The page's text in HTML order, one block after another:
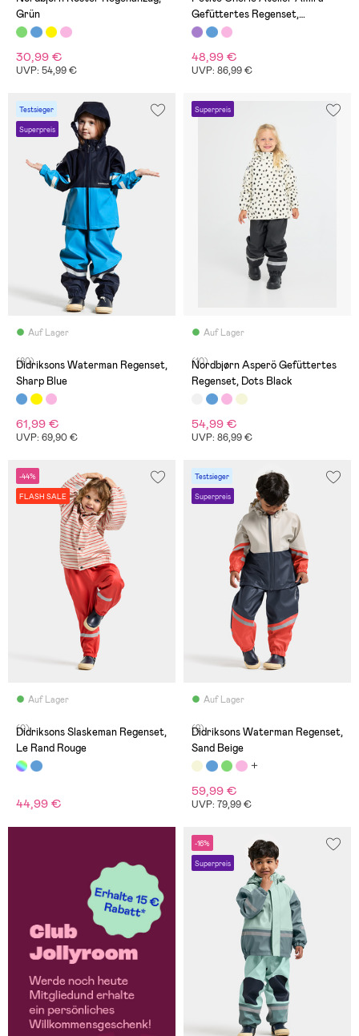
Grün
30,99 €
UVP: 54,99 €
Gefüttertes Regenset,
Elderberry
48,99 €
UVP: 86,99 €
Testsieger
Superpreis
Auf Lager
(80)
Didriksons Waterman Regenset,
Sharp Blue
61,99 €
UVP: 69,90 €
Superpreis
Auf Lager
(10)
Nordbjørn Asperö Gefüttertes
Regenset, Dots Black
54,99 €
UVP: 86,99 €
-44%
FLASH SALE
Auf Lager
(0)
Didriksons Slaskeman Regenset,
Le Rand Rouge
44,99 €
Testsieger
Superpreis
Auf Lager
(2)
Didriksons Waterman Regenset,
Sand Beige
59,99 €
UVP: 79,99 €
-16%
Superpreis